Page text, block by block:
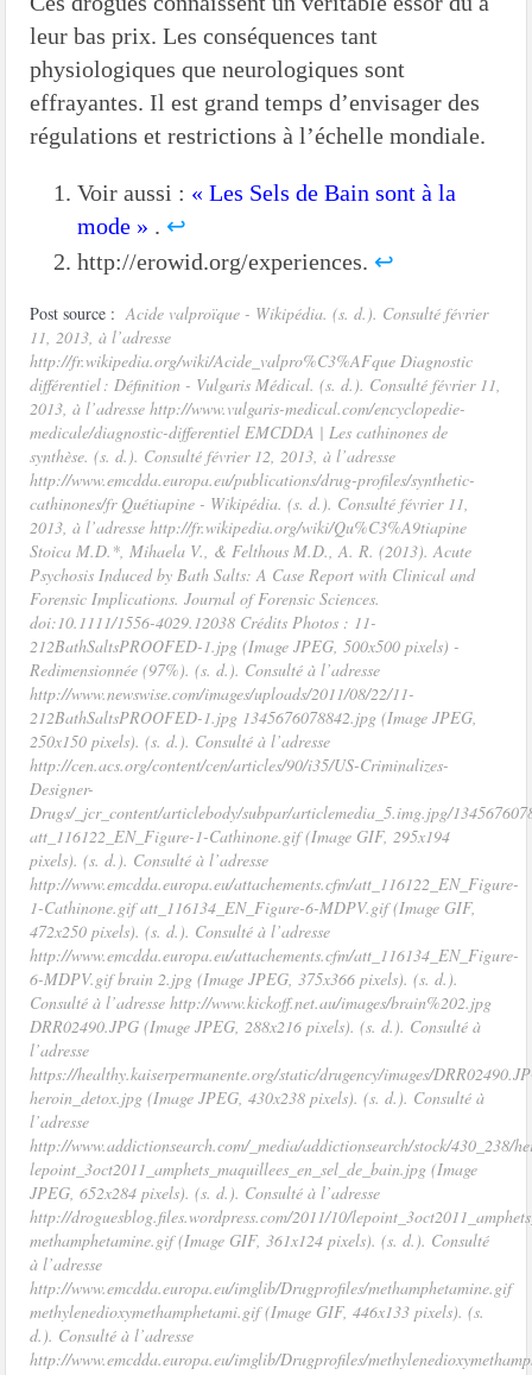
leur bas prix. Les conséquences tant
physiologiques que neurologiques sont
effrayantes. Il est grand temps d’envisager des
régulations et restrictions à l’échelle mondiale.
Voir aussi : « Les Sels de Bain sont à la
mode » . ↩
http://erowid.org/experiences. ↩
Post source : Acide valproïque - Wikipédia. (s. d.). Consulté février
11, 2013, à l’adresse
http://fr.wikipedia.org/wiki/Acide_valpro%C3%AFque Diagnostic
différentiel : Définition - Vulgaris Médical. (s. d.). Consulté février 11,
2013, à l’adresse http://www.vulgaris-medical.com/encyclopedie-
medicale/diagnostic-differentiel EMCDDA | Les cathinones de
synthèse. (s. d.). Consulté février 12, 2013, à l’adresse
http://www.emcdda.europa.eu/publications/drug-profiles/synthetic-
cathinones/fr Quétiapine - Wikipédia. (s. d.). Consulté février 11,
2013, à l’adresse http://fr.wikipedia.org/wiki/Qu%C3%A9tiapine
Stoica M.D.*, Mihaela V., & Felthous M.D., A. R. (2013). Acute
Psychosis Induced by Bath Salts: A Case Report with Clinical and
Forensic Implications. Journal of Forensic Sciences.
doi:10.1111/1556-4029.12038 Crédits Photos : 11-
212BathSaltsPROOFED-1.jpg (Image JPEG, 500x500 pixels) -
Redimensionnée (97%). (s. d.). Consulté à l’adresse
http://www.newswise.com/images/uploads/2011/08/22/11-
212BathSaltsPROOFED-1.jpg 1345676078842.jpg (Image JPEG,
250x150 pixels). (s. d.). Consulté à l’adresse
http://cen.acs.org/content/cen/articles/90/i35/US-Criminalizes-
Designer-
Drugs/_jcr_content/articlebody/subpar/articlemedia_5.img.jpg/
att_116122_EN_Figure-1-Cathinone.gif (Image GIF, 295x194
pixels). (s. d.). Consulté à l’adresse
http://www.emcdda.europa.eu/attachements.cfm/att_116122_EN_Figure-
1-Cathinone.gif att_116134_EN_Figure-6-MDPV.gif (Image GIF,
472x250 pixels). (s. d.). Consulté à l’adresse
http://www.emcdda.europa.eu/attachements.cfm/att_116134_EN_Figure-
6-MDPV.gif brain 2.jpg (Image JPEG, 375x366 pixels). (s. d.).
Consulté à l’adresse http://www.kickoff.net.au/images/brain%202.jpg
DRR02490.JPG (Image JPEG, 288x216 pixels). (s. d.). Consulté à
l’adresse
https://healthy.kaiserpermanente.org/static/drugency/images/
heroin_detox.jpg (Image JPEG, 430x238 pixels). (s. d.). Consulté à
l’adresse
http://www.addictionsearch.com/_media/addictionsearch/stock/430_238/
lepoint_3oct2011_amphets_maquillees_en_sel_de_bain.jpg (Image
JPEG, 652x284 pixels). (s. d.). Consulté à l’adresse
http://droguesblog.files.wordpress.com/2011/10/
methamphetamine.gif (Image GIF, 361x124 pixels). (s. d.). Consulté
à l’adresse
http://www.emcdda.europa.eu/imglib/Drugprofiles/methamphetamine.gif
methylenedioxymethamphetami.gif (Image GIF, 446x133 pixels). (s.
d.). Consulté à l’adresse
http://www.emcdda.europa.eu/imglib/Drugprofiles/